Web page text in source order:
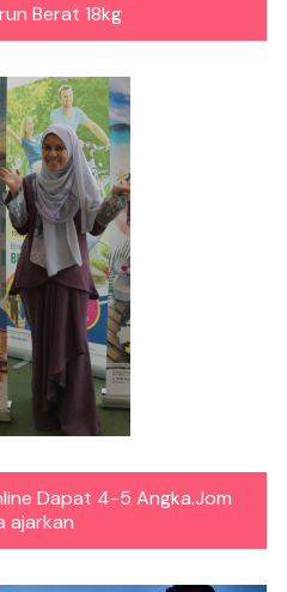
Berat 18kg
Dapat 4-5 Angka.Jom
ajarkan